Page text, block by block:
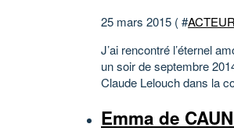
25 mars 2015 ( #
J’ai rencontré l’éternel
un soir de septembre
Claude Lelouch dans la
Emma de